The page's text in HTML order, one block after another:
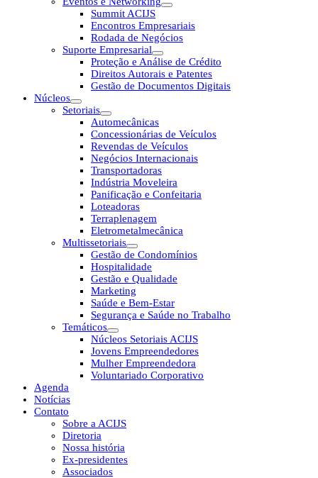
Summit ACIJS
Encontros Empresariais
Rodada de Negócios
Suporte Empresarial
Proteção e Análise de Crédito
Direitos Autorais e Patentes
Gestão de Documentos Digitais
Núcleos
Setoriais
Automecânicas
Concessionárias de Veículos
Revendas de Veículos
Negócios Internacionais
Transportadoras
Indústria Moveleira
Panificação e Confeitaria
Loteadoras
Terraplenagem
Eletrometalmecânica
Multissetoriais
Gestão de Condomínios
Hospitalidade
Gestão e Qualidade
Marketing
Saúde e Bem-Estar
Segurança e Saúde no Trabalho
Temáticos
Núcleos Setoriais ACIJS
Jovens Empreendedores
Mulher Empreendedora
Voluntariado Corporativo
Agenda
Notícias
Contato
Sobre a ACIJS
Diretoria
Nossa história
Ex-presidentes
Associados